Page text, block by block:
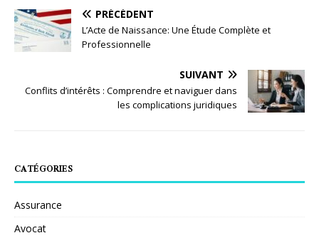
PRÉCÉDENT
L’Acte de Naissance: Une Étude Complète et
Professionnelle
SUIVANT
Conflits d’intérêts : Comprendre et naviguer dans
les complications juridiques
CATÉGORIES
Assurance
Avocat